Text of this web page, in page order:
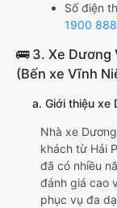
Số điện
1900
🚌 3. Xe Dương
(Bến xe Vĩnh
a. Giới thiệu xe
Nhà xe
khách từ Hải
đã có nhiều
đánh giá cao
phục vụ đa